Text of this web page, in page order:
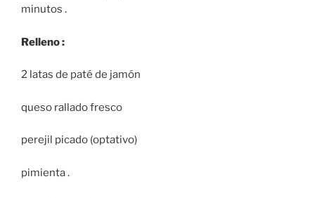
minutos .
Relleno :
2 latas de paté de jamón
queso rallado fresco
perejil picado (optativo)
pimienta .